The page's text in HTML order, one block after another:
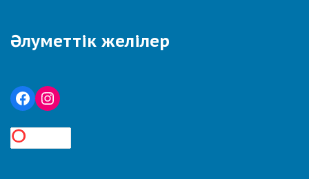
Әлуметтік желілер